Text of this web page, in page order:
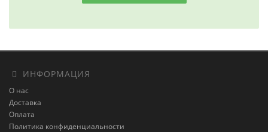
ИНФОРМАЦИЯ
О нас
Доставка
Оплата
Политика конфиденциальности